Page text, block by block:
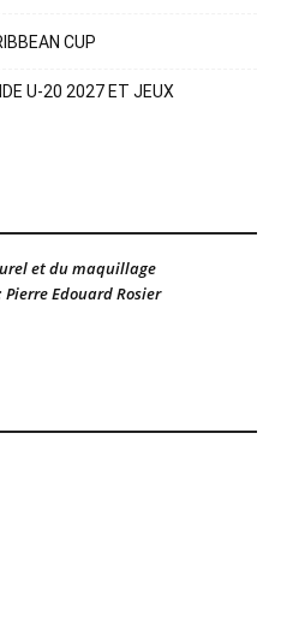
CUP
U-20 2027 ET JEUX
et du maquillage
Edouard Rosier